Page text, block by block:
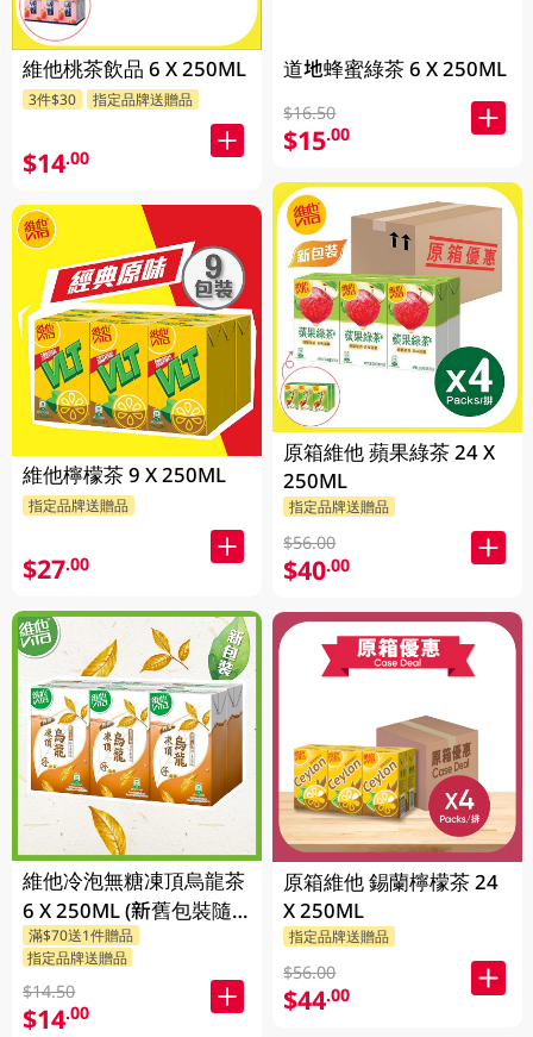
維他桃茶飲品 6 X 250ML
3件$30 指定品牌送贈品
$14.00
維他檸檬茶 9 X 250ML
指定品牌送贈品
$27.00
維他冷泡無糖凍頂烏龍茶
6 X 250ML (新舊包裝隨
機發貨)
滿$70送1件贈品
指定品牌送贈品
$14.50
$14.00
道地蜂蜜綠茶 6 X 250ML
$16.50
$15.00
原箱維他 蘋果綠茶 24 X
250ML
指定品牌送贈品
$56.00
$40.00
原箱維他 錫蘭檸檬茶 24
X 250ML
指定品牌送贈品
$56.00
$44.00